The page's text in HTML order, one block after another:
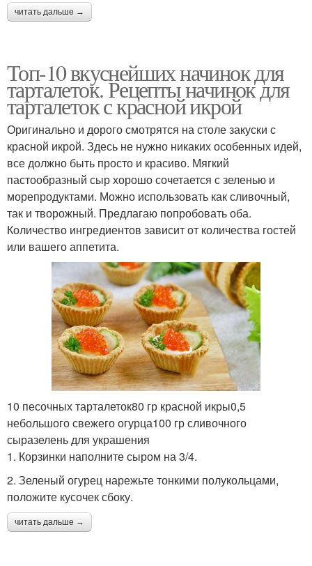
читать дальше →
Топ-10 вкуснейших начинок для
тарталеток. Рецепты начинок для
тарталеток с красной икрой
Оригинально и дорого смотрятся на столе закуски с
красной икрой. Здесь не нужно никаких особенных идей,
все должно быть просто и красиво. Мягкий
пастообразный сыр хорошо сочетается с зеленью и
морепродуктами. Можно использовать как сливочный,
так и творожный. Предлагаю попробовать оба.
Количество ингредиентов зависит от количества гостей
или вашего аппетита.
10 песочных тарталеток80 гр красной икры0,5
небольшого свежего огурца100 гр сливочного
сыразелень для украшения
1. Корзинки наполните сыром на 3/4.
2. Зеленый огурец нарежьте тонкими полукольцами,
положите кусочек сбоку.
читать дальше →